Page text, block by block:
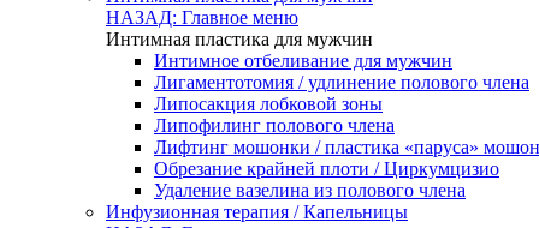
НАЗАД: Главное меню
Интимная пластика для мужчин
Интимное отбеливание для мужчин
Лигаментотомия / удлинение полового члена
Липосакция лобковой зоны
Липофилинг полового члена
Лифтинг мошонки / пластика «паруса»
Обрезание крайней плоти / Циркумцизио
Удаление вазелина из полового члена
Инфузионная терапия / Капельницы